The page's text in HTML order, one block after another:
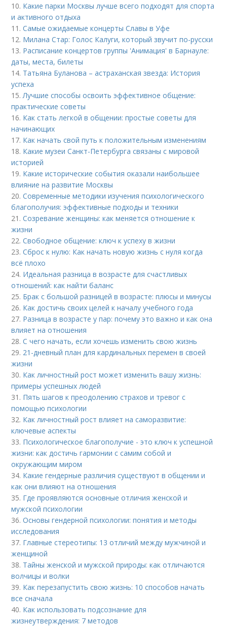
10. Какие парки Москвы лучше всего подходят для спорта
и активного отдыха
11.Самые ожидаемые концерты Славы в Уфе
12. Милана Стар: Голос Калуги, который звучит по-русски
13. Расписание концертов группы 'Анимация' в Барнауле:
даты, места, билеты
14. Татьяна Буланова – астраханская звезда: История
успеха
15. Лучшие способы освоить эффективное общение:
практические советы
16. Как стать легкой в общении: простые советы для
начинающих
17. Как начать свой путь к положительным изменениям
18. Какие музеи Санкт-Петербурга связаны с мировой
историей
19. Какие исторические события оказали наибольшее
влияние на развитие Москвы
20.Современные методики изучения психологического
благополучия: эффективные подходы и техники
21.Созревание женщины: как меняется отношение к
жизни
22.Свободное общение: ключ к успеху в жизни
23.Сброс к нулю: Как начать новую жизнь с нуля когда
всё плохо
24. Идеальная разница в возрасте для счастливых
отношений: как найти баланс
25. Брак с большой разницей в возрасте: плюсы и минусы
26. Как достичь своих целей к началу учебного года
27. Разница в возрасте у пар: почему это важно и как она
влияет на отношения
28.С чего начать, если хочешь изменить свою жизнь
29. 21-дневный план для кардинальных перемен в своей
жизни
30. Как личностный рост может изменить вашу жизнь:
примеры успешных людей
31. Пять шагов к преодолению страхов и тревог с
помощью психологии
32. Как личностный рост влияет на саморазвитие:
ключевые аспекты
33. Психологическое благополучие - это ключ к успешной
жизни: как достичь гармонии с самим собой и
окружающим миром
34. Какие гендерные различия существуют в общении и
как они влияют на отношения
35. Где проявляются основные отличия женской и
мужской психологии
36.Основы гендерной психологии: понятия и методы
исследования
37. Главные стереотипы: 13 отличий между мужчиной и
женщиной
38. Тайны женской и мужской природы: как отличаются
волчицы и волки
39. Как перезапустить свою жизнь: 10 способов начать
все сначала
40. Как использовать подсознание для
жизнеутверждения: 7 методов